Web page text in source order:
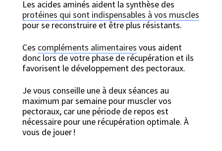
Les acides aminés aident la synthèse des
protéines qui sont indispensables à vos muscles
pour se reconstruire et être plus résistants.
Ces compléments alimentaires vous aident
donc lors de votre phase de récupération et ils
favorisent le développement des pectoraux.
Je vous conseille une à deux séances au
maximum par semaine pour muscler vos
pectoraux, car une période de repos est
nécessaire pour une récupération optimale. À
vous de jouer !